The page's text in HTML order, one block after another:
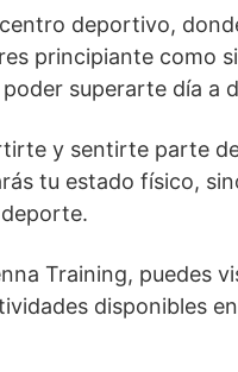
deportivo,
principiante como
superarte día a
y sentirte parte
tu estado físico,
Training, puedes
disponibles